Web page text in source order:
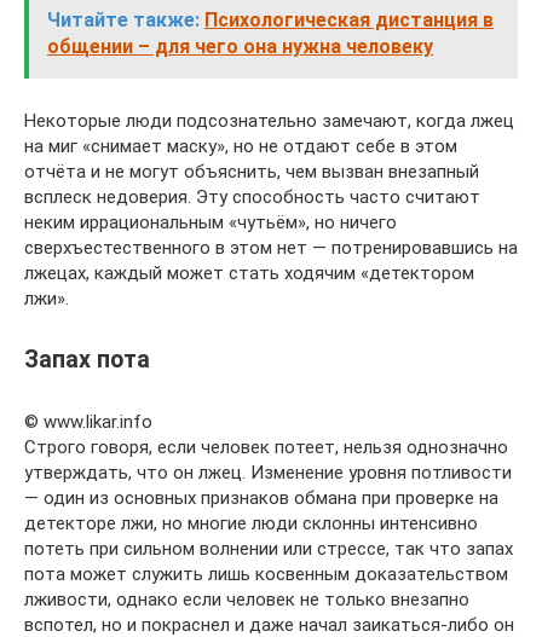
Читайте также: Психологическая дистанция в
общении – для чего она нужна человеку
Некоторые люди подсознательно замечают, когда лжец
на миг «снимает маску», но не отдают себе в этом
отчёта и не могут объяснить, чем вызван внезапный
всплеск недоверия. Эту способность часто считают
неким иррациональным «чутьём», но ничего
сверхъестественного в этом нет — потренировавшись на
лжецах, каждый может стать ходячим «детектором
лжи».
Запах пота
© www.likar.info
Строго говоря, если человек потеет, нельзя однозначно
утверждать, что он лжец. Изменение уровня потливости
— один из основных признаков обмана при проверке на
детекторе лжи, но многие люди склонны интенсивно
потеть при сильном волнении или стрессе, так что запах
пота может служить лишь косвенным доказательством
лживости, однако если человек не только внезапно
вспотел, но и покраснел и даже начал заикаться-либо он